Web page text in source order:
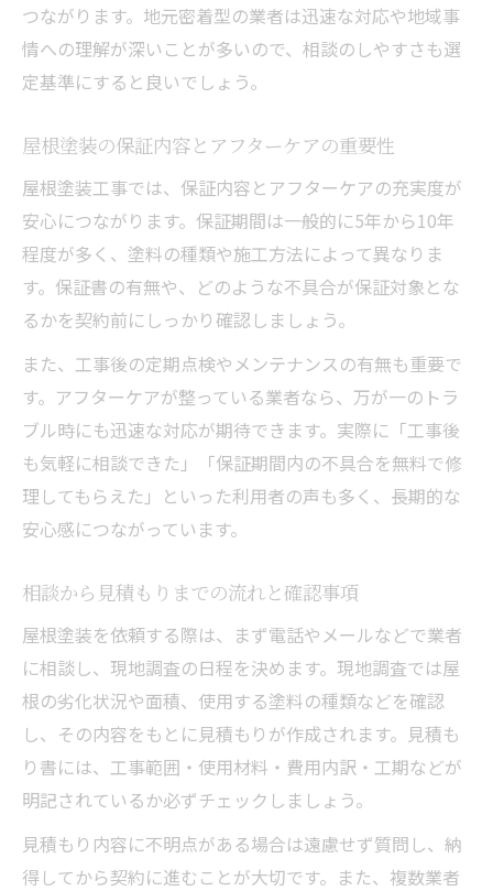
つながります。地元密着型の業者は迅速な対応や地域事
情への理解が深いことが多いので、相談のしやすさも選
定基準にすると良いでしょう。
屋根塗装の保証内容とアフターケアの重要性
屋根塗装工事では、保証内容とアフターケアの充実度が
安心につながります。保証期間は一般的に5年から10年
程度が多く、塗料の種類や施工方法によって異なりま
す。保証書の有無や、どのような不具合が保証対象とな
るかを契約前にしっかり確認しましょう。
また、工事後の定期点検やメンテナンスの有無も重要で
す。アフターケアが整っている業者なら、万が一のトラ
ブル時にも迅速な対応が期待できます。実際に「工事後
も気軽に相談できた」「保証期間内の不具合を無料で修
理してもらえた」といった利用者の声も多く、長期的な
安心感につながっています。
相談から見積もりまでの流れと確認事項
屋根塗装を依頼する際は、まず電話やメールなどで業者
に相談し、現地調査の日程を決めます。現地調査では屋
根の劣化状況や面積、使用する塗料の種類などを確認
し、その内容をもとに見積もりが作成されます。見積も
り書には、工事範囲・使用材料・費用内訳・工期などが
明記されているか必ずチェックしましょう。
見積もり内容に不明点がある場合は遠慮せず質問し、納
得してから契約に進むことが大切です。また、複数業者